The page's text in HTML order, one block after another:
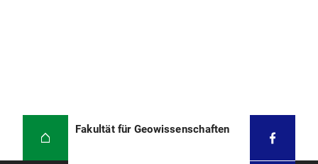
Fakultät für Geowissenschaften